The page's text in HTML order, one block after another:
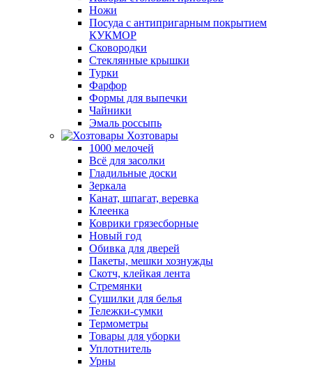
Ножи
Посуда с антипригарным покрытием
КУКМОР
Сковородки
Стеклянные крышки
Турки
Фарфор
Формы для выпечки
Чайники
Эмаль россыпь
Хозтовары
1000 мелочей
Всё для засолки
Гладильные доски
Зеркала
Канат, шпагат, веревка
Клеенка
Коврики грязесборные
Новый год
Обивка для дверей
Пакеты, мешки хознужды
Скотч, клейкая лента
Стремянки
Сушилки для белья
Тележки-сумки
Термометры
Товары для уборки
Уплотнитель
Урны